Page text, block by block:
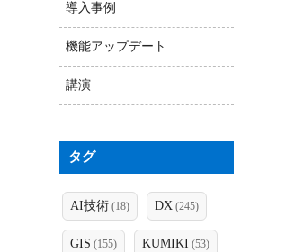
導入事例
機能アップデート
講演
タグ
AI技術 (18) DX (245)
GIS (155) KUMIKI (53)